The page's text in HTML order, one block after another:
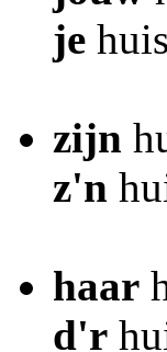
je
zijn
z'n
haar
d'r